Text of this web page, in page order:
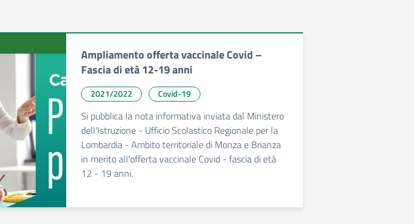
Ampliamento offerta vaccinale Covid –
Fascia di età 12-19 anni
2021/2022 Covid-19
Si pubblica la nota informativa inviata dal Ministero
dell'Istruzione - Ufficio Scolastico Regionale per la
Lombardia - Ambito territoriale di Monza e Brianza
in merito all'offerta vaccinale Covid - fascia di età
12 - 19 anni.